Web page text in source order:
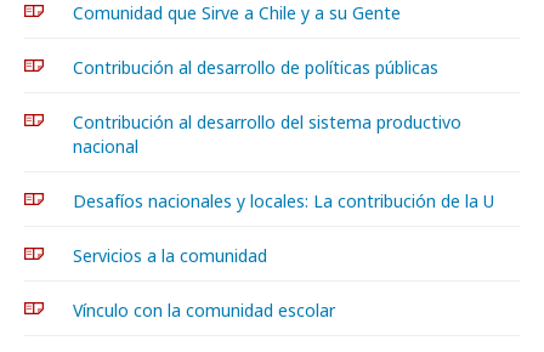
Comunidad que Sirve a Chile y a su Gente
Contribución al desarrollo de políticas públicas
Contribución al desarrollo del sistema productivo
nacional
Desafíos nacionales y locales: La contribución de la U
Servicios a la comunidad
Vínculo con la comunidad escolar